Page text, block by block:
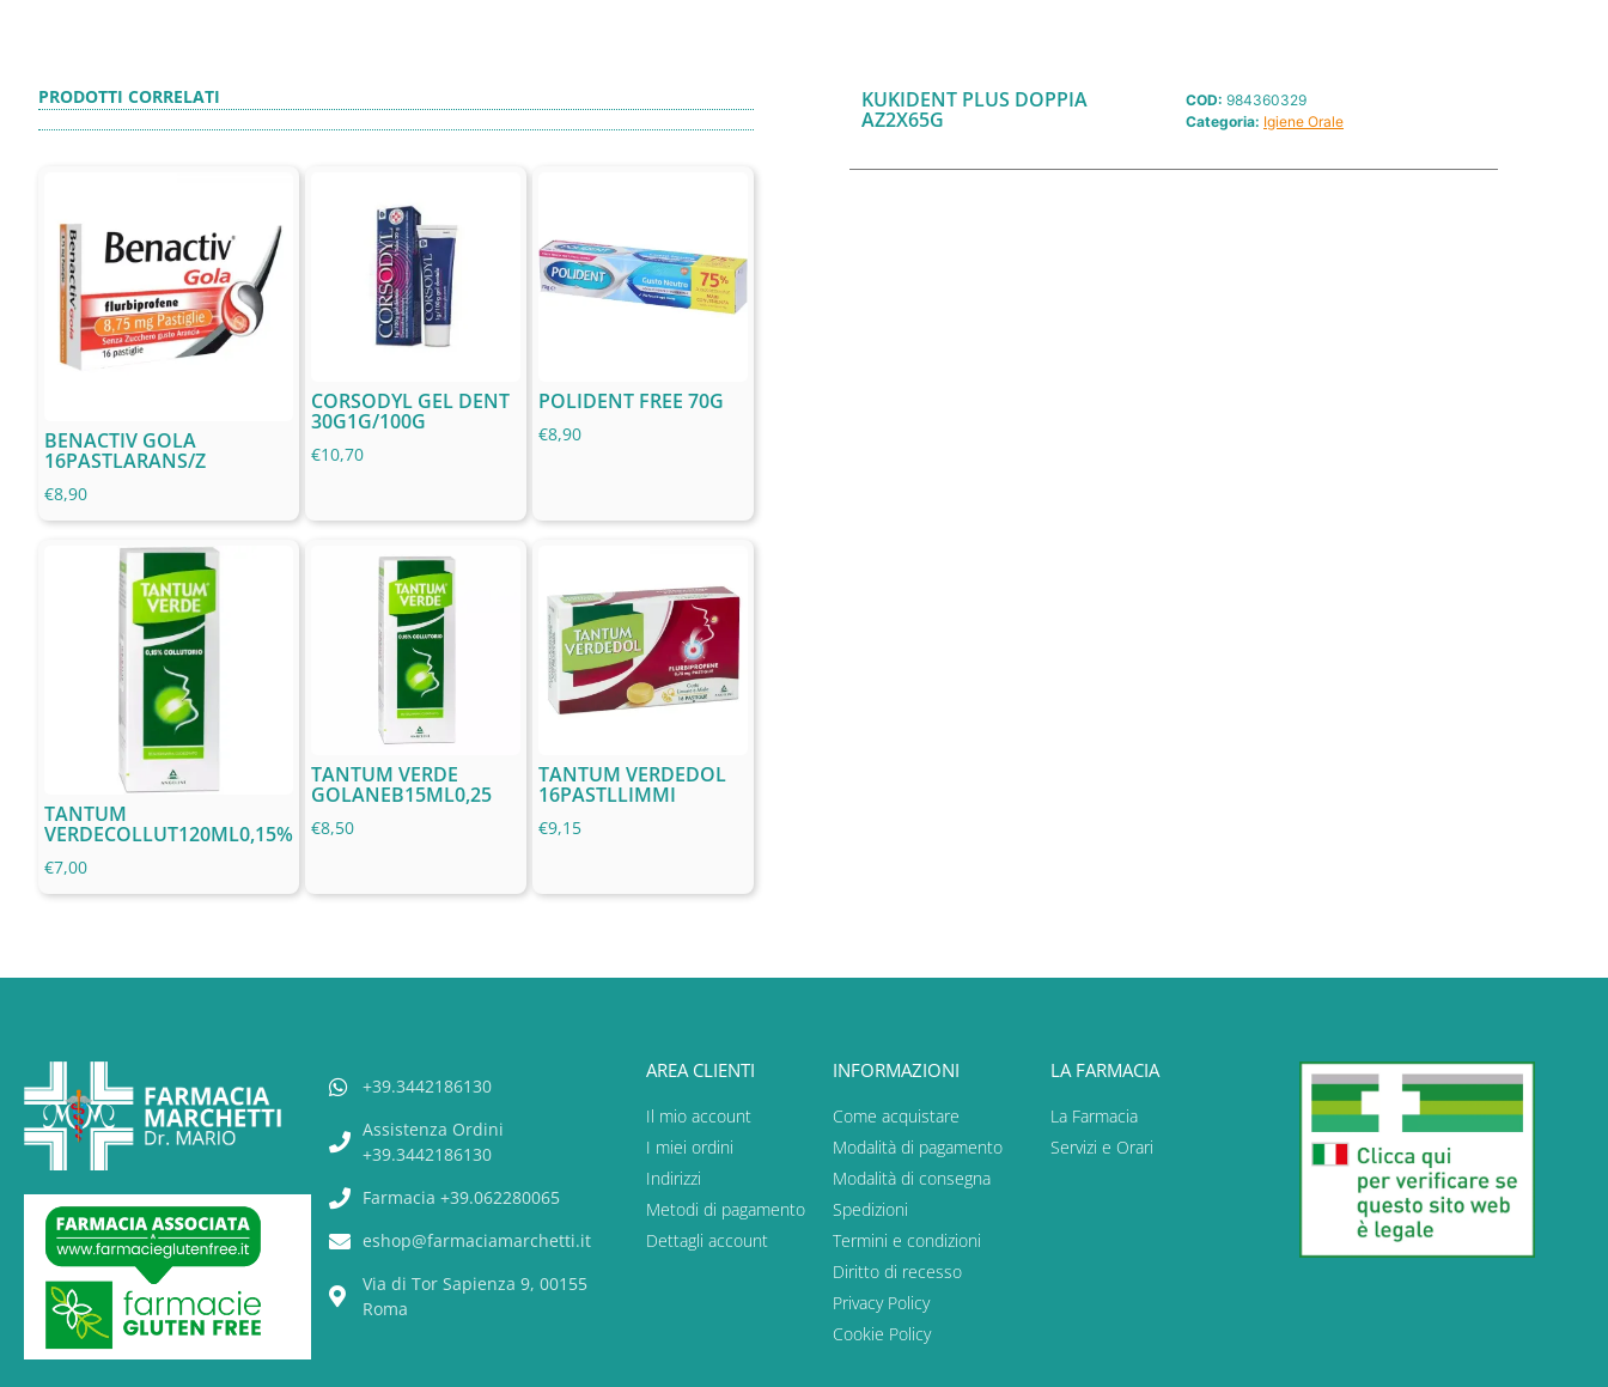
PRODOTTI CORRELATI
BENACTIV GOLA
16PASTLARANS/Z
€8,90
CORSODYL GEL DENT
30G1G/100G
€10,70
POLIDENT FREE 70G
€8,90
TANTUM
VERDECOLLUT120ML0,15%
€7,00
TANTUM VERDE
GOLANEB15ML0,25
€8,50
TANTUM VERDEDOL
16PASTLLIMMI
€9,15
KUKIDENT PLUS DOPPIA
AZ2X65G
COD:984360329
Categoria: Igiene Orale
+39.3442186130
Assistenza Ordini
+39.3442186130
Farmacia +39.062280065
eshop@farmaciamarchetti.it
Via di Tor Sapienza 9, 00155
Roma
AREA CLIENTI
Il mio account
I miei ordini
Indirizzi
Metodi di pagamento
Dettagli account
INFORMAZIONI
Come acquistare
Modalità di pagamento
Modalità di consegna
Spedizioni
Termini e condizioni
Diritto di recesso
Privacy Policy
Cookie Policy
LA FARMACIA
La Farmacia
Servizi e Orari